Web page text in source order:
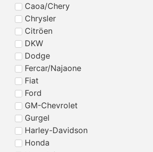
Caoa/Chery
Chrysler
Citröen
DKW
Dodge
Fercar/Najaone
Fiat
Ford
GM-Chevrolet
Gurgel
Harley-Davidson
Honda